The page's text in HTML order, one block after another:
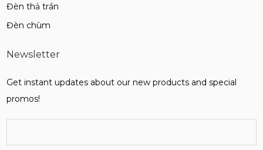
Đèn thả trần
Đèn chùm
Newsletter
Get instant updates about our new products and special
promos!